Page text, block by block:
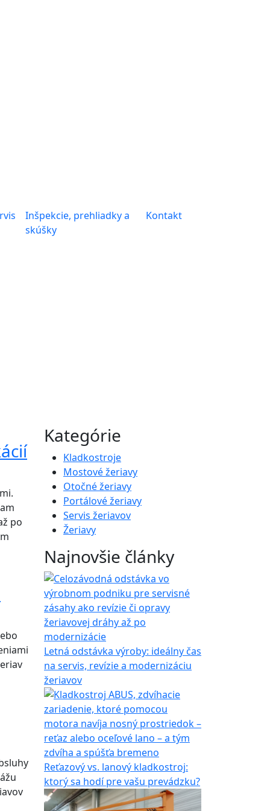
Inšpekcie, prehliadky a
skúšky
Kontakt
po
Kategórie
Kladkostroje
Mostové žeriavy
Otočné žeriavy
Portálové žeriavy
Servis žeriavov
Žeriavy
Najnovšie články
Letná odstávka výroby: ideálny čas
na servis, revízie a modernizáciu
žeriavov
Reťazový vs. lanový kladkostroj:
ktorý sa hodí pre vašu prevádzku?